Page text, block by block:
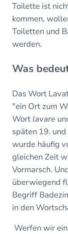
Toilette ist
kommen,
Toiletten und
werden.
Was
Das Wort
"ein Ort zum
Wortlavare
späten 19.
wurde häufig
gleichen Zeit
Vormarsch.
überwiegend
Begriff
in den
Werfen wir